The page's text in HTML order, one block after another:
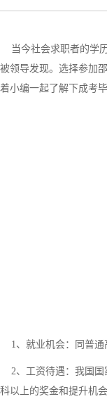
当今社会求职者的学
被领导发现。选择参加
着小编一起了解下成考
1、就业机会：同普通
2、工资待遇：我国国
科以上的奖金和提升机